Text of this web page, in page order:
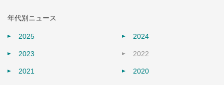
年代別ニュース
2025 2024
2023 2022
2021 2020